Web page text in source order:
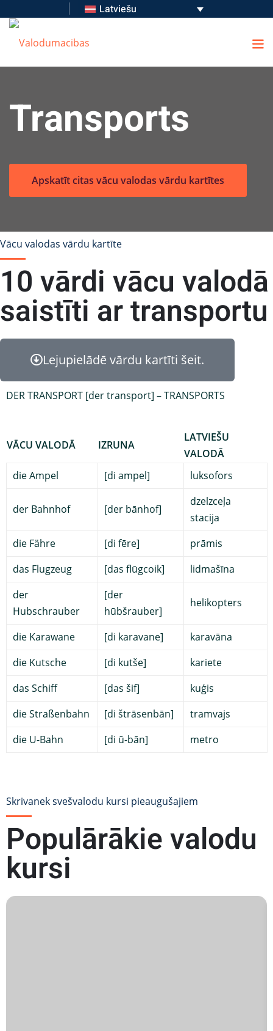
Latviešu
Transports
Apskatīt citas vācu valodas vārdu kartītes
10 vārdi vācu valodā
saistīti ar transportu
Vācu valodas vārdu kartīte
Lejupielādē vārdu kartīti šeit.
DER TRANSPORT [der transport] – TRANSPORTS
VĀCU VALODĀ IZRUNA
LATVIEŠU
VALODĀ
die Ampel
[di ampel] luksofors
der Bahnhof [der bānhof]
dzelzceļa
stacija
die Fähre
[di fēre]
prāmis
das Flugzeug
[das flūgcoik]
lidmašīna
der
Hubschrauber
[der
hūbšrauber]
helikopters
die Karawane [di karavane]
karavāna
die Kutsche
[di kutše]
kariete
das Schiff
[das šif]
kuģis
die Straßenbahn
[di štrāsenbān]
tramvajs
die U-Bahn
[di ū-bān] metro
Populārākie valodu
kursi
Skrivanek svešvalodu kursi pieaugušajiem